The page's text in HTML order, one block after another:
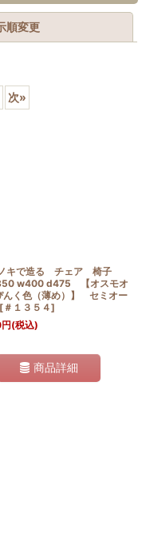
順変更
次»
キで造る チェア 椅子
w400 d475 【オスモオ
んく色（薄め）】 セミオー
[ ＃１３５４]
円(税込)
商品詳細